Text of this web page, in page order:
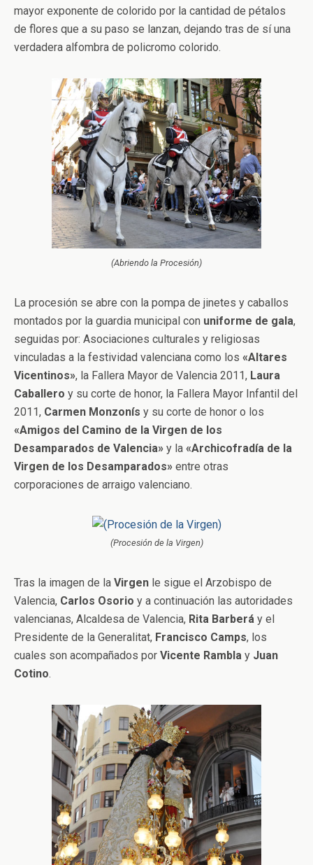
mayor exponente de colorido por la cantidad de pétalos
de flores que a su paso se lanzan, dejando tras de sí una
verdadera alfombra de policromo colorido.
(Abriendo la Procesión)
La procesión se abre con la pompa de jinetes y caballos
montados por la guardia municipal con uniforme de gala,
seguidas por: Asociaciones culturales y religiosas
vinculadas a la festividad valenciana como los «Altares
Vicentinos», la Fallera Mayor de Valencia 2011, Laura
Caballero y su corte de honor, la Fallera Mayor Infantil del
2011, Carmen Monzonís y su corte de honor o los
«Amigos del Camino de la Virgen de los
Desamparados de Valencia» y la «Archicofradía de la
Virgen de los Desamparados» entre otras
corporaciones de arraigo valenciano.
(Procesión de la Virgen)
Tras la imagen de la Virgen le sigue el Arzobispo de
Valencia, Carlos Osorio y a continuación las autoridades
valencianas, Alcaldesa de Valencia, Rita Barberá y el
Presidente de la Generalitat, Francisco Camps, los
cuales son acompañados por Vicente Rambla y Juan
Cotino.